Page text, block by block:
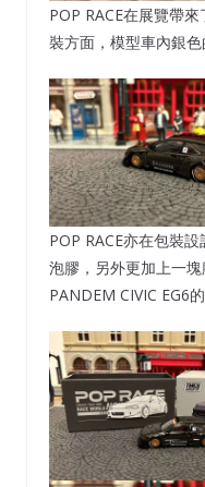
POP RACE在展覽帶
裝方面，模型車內銀
POP RACE亦在包裝
泡膠，另外更加上一
PANDEM CIVIC EG6